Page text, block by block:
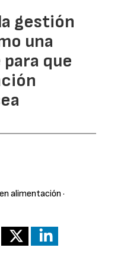
gestión
una
que
alimentación ·